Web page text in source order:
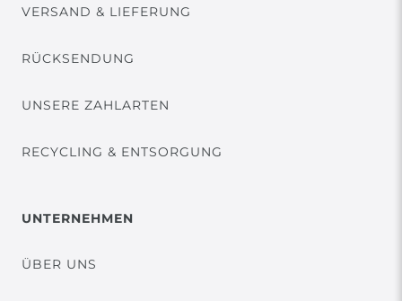
VERSAND & LIEFERUNG
RÜCKSENDUNG
UNSERE ZAHLARTEN
RECYCLING & ENTSORGUNG
UNTERNEHMEN
ÜBER UNS